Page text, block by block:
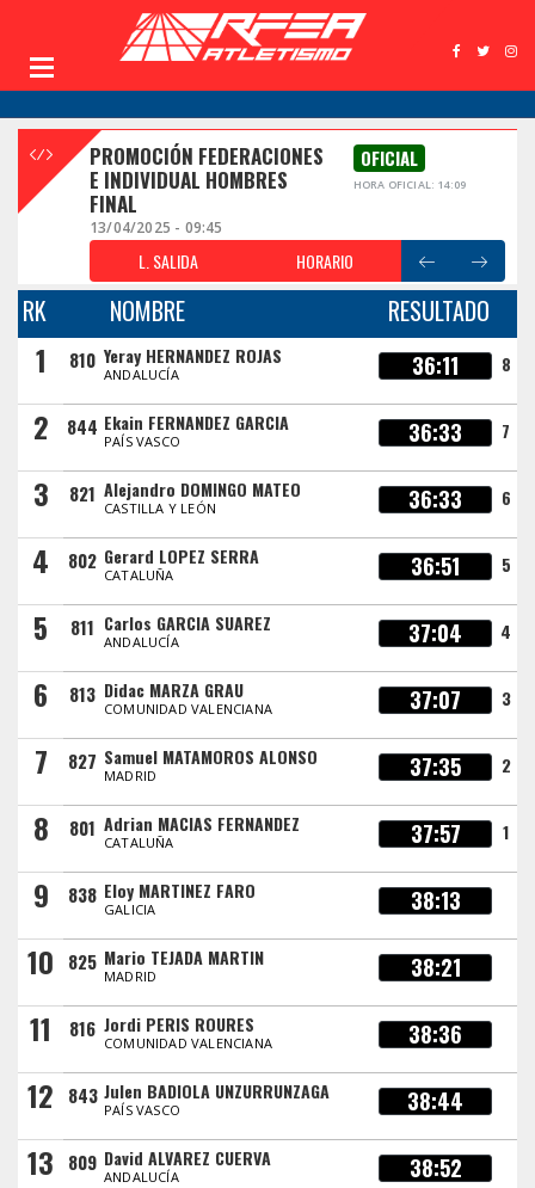
PROMOCIÓN FEDERACIONES
E INDIVIDUAL HOMBRES
FINAL
OFICIAL
HORA OFICIAL: 14:09
13/04/2025 - 09:45
L. SALIDA HORARIO
RK NOMBRE RESULTADO
1 810 Yeray HERNANDEZ ROJAS
ANDALUCÍA 36:11 8
2 844 Ekain FERNANDEZ GARCIA
PAÍS VASCO 36:33 7
3 821 Alejandro DOMINGO MATEO
CASTILLA Y LEÓN 36:33 6
4 802 Gerard LOPEZ SERRA
CATALUÑA 36:51 5
5 811 Carlos GARCIA SUAREZ
ANDALUCÍA 37:04 4
6 813 Didac MARZA GRAU
COMUNIDAD VALENCIANA 37:07 3
7 827 Samuel MATAMOROS ALONSO
MADRID 37:35 2
8 801 Adrian MACIAS FERNANDEZ
CATALUÑA 37:57 1
9 838 Eloy MARTINEZ FARO
GALICIA 38:13
10 825 Mario TEJADA MARTIN
MADRID 38:21
11 816 Jordi PERIS ROURES
COMUNIDAD VALENCIANA 38:36
12 843 Julen BADIOLA UNZURRUNZAGA
PAÍS VASCO 38:44
13 809 David ALVAREZ CUERVA
ANDALUCÍA 38:52